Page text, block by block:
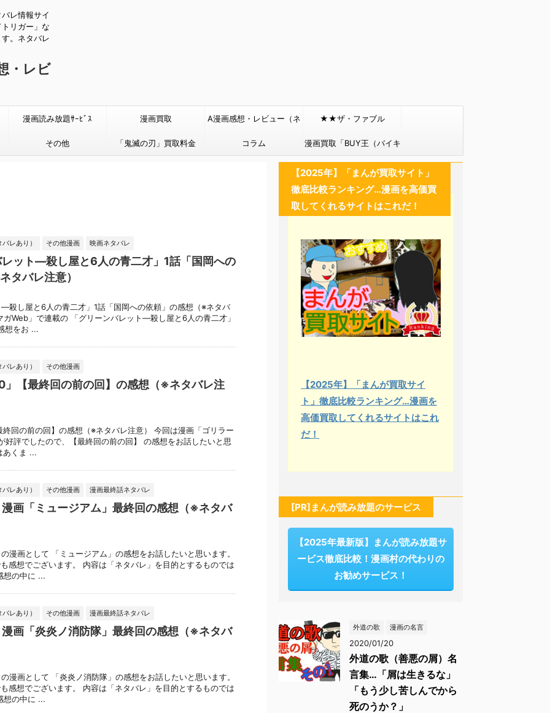
レ情報サイ
リガー」な
。ネタバレ
・レビ
漫画読み放題ｻｰﾋﾞｽ 漫画買取 A漫画感想・レビュー（ネ
タバレあり）
★★ザ・ファブル
その他 「鬼滅の刃」買取料金 コラム 漫画買取「BUY王（バイキ
ング）」
レあり） その他漫画 映画ネタバレ
ット―殺し屋と6人の青二才」1話「国岡への
タバレ注意）
殺し屋と6人の青二才」1話「国岡への依頼」の感想（※ネタバ
Web」で連載の 「グリーンバレット―殺し屋と6人の青二才」
想をお ...
レあり） その他漫画
」【最終回の前の回】の感想（※ネタバレ注
回の前の回】の感想（※ネタバレ注意） 今回は漫画「ゴリラー
好評でしたので、【最終回の前の回】 の感想をお話したいと思
あくま ...
レあり） その他漫画 漫画最終話ネタバレ
画「ミュージアム」最終回の感想（※ネタバ
漫画として 「ミュージアム」の感想をお話したいと思います。
感想でございます。 内容は「ネタバレ」を目的とするものでは
想の中に ...
レあり） その他漫画 漫画最終話ネタバレ
画「炎炎ノ消防隊」最終回の感想（※ネタバ
漫画として 「炎炎ノ消防隊」の感想をお話したいと思います。
感想でございます。 内容は「ネタバレ」を目的とするものでは
想の中に ...
【2025年】「まんが買取サイト」
徹底比較ランキング…漫画を高価買
取してくれるサイトはこれだ！
【2025年】「まんが買取サイ
ト」徹底比較ランキング…漫画を
高価買取してくれるサイトはこれ
だ！
[PR]まんが読み放題のサービス
【2025年最新版】まんが読み放題サ
ービス徹底比較！漫画村の代わりの
お勧めサービス！
外道の歌 漫画の名言
2020/01/20
外道の歌（善悪の屑）名
言集…「屑は生きるな」
「もう少し苦しんでから
死のうか？」